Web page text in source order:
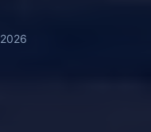
2026